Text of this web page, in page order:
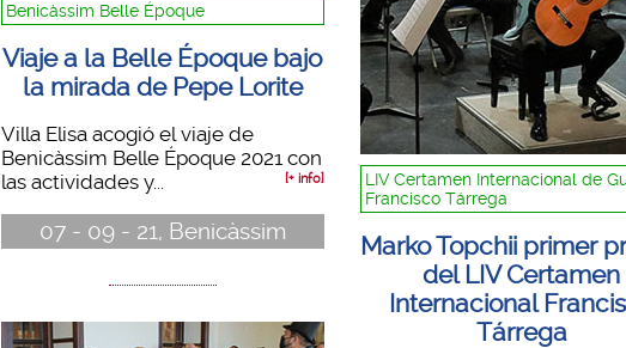
Benicàssim Belle Époque
Viaje a la Belle Époque bajo
la mirada de Pepe Lorite
Villa Elisa acogió el viaje de
Benicàssim Belle Époque 2021 con
las actividades y...
[+ info]
07 - 09 - 21, Benicàssim
LIV Certamen Internacional de
Francisco Tárrega
Marko Topchii primer
del LIV Certamen
Internacional
Tárrega